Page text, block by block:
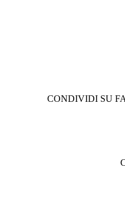
CONDIVIDI SU